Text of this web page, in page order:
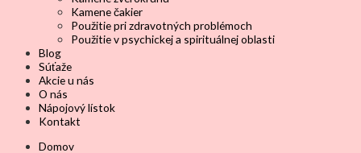
Kamene čakier
Použitie pri zdravotných problémoch
Použitie v psychickej a spirituálnej oblasti
Blog
Súťaže
Akcie u nás
O nás
Nápojový lístok
Kontakt
Domov